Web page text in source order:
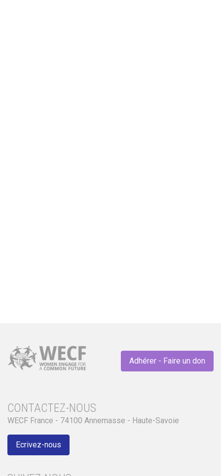
Adhérer - Faire un don
CONTACTEZ-NOUS
WECF France - 74100 Annemasse - Haute-Savoie
Ecrivez-nous